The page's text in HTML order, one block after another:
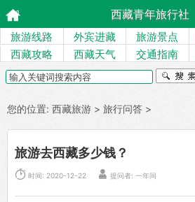
西藏青年旅行社
旅游线路 外宾进藏 旅游景点
西藏攻略
西藏天气 交通指南
您的位置: 西藏旅游 > 旅行问答 >
旅游去西藏多少钱？
 时间: 2020-12-22  提问者: 一年间